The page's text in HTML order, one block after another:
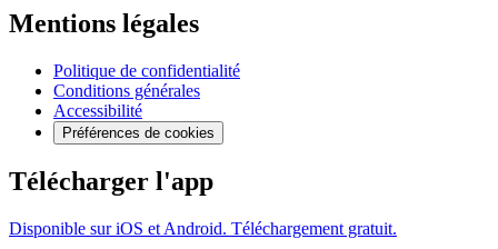
Mentions légales
Politique de confidentialité
Conditions générales
Accessibilité
Préférences de cookies
Télécharger l'app
Disponible sur iOS et Android. Téléchargement gratuit.